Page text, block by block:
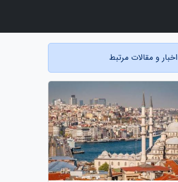
اخبار و مقالات مرتبط